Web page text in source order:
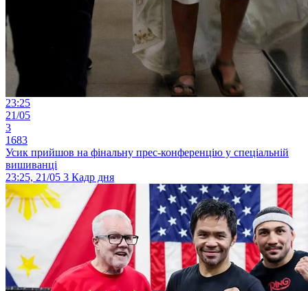
23:25
21/05
3
1683
Усик прийшов на фінальну прес-конференцію у спеціальній
вишиванці
23:25, 21/05 3 Кадр дня